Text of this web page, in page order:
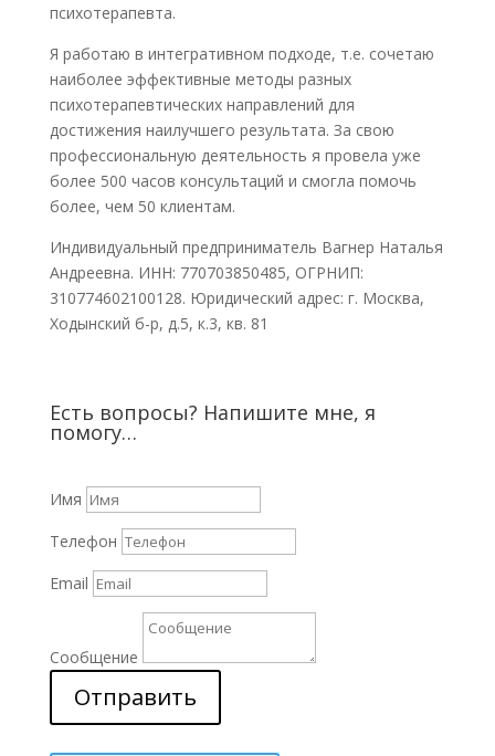
психотерапевта.
Я работаю в интегративном подходе, т.е. сочетаю
наиболее эффективные методы разных
психотерапевтических направлений для
достижения наилучшего результата. За свою
профессиональную деятельность я провела уже
более 500 часов консультаций и смогла помочь
более, чем 50 клиентам.
Индивидуальный предприниматель Вагнер Наталья
Андреевна. ИНН: 770703850485, ОГРНИП:
310774602100128. Юридический адрес: г. Москва,
Ходынский б-р, д.5, к.3, кв. 81
Есть вопросы? Напишите мне, я
помогу…
Имя
Телефон
Email
Сообщение
Отправить